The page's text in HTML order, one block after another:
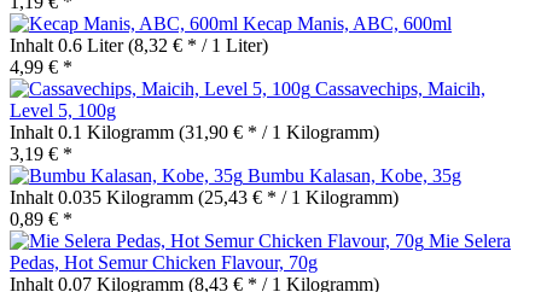
Kecap Manis, ABC, 600ml
Inhalt 0.6 Liter(8,32 € * / 1 Liter)
4,99 € *
Cassavechips, Maicih,
Level 5, 100g
Inhalt 0.1 Kilogramm (31,90 € * / 1 Kilogramm)
3,19 € *
Bumbu Kalasan, Kobe, 35g
Inhalt 0.035 Kilogramm (25,43 € * / 1 Kilogramm)
0,89 € *
Mie Selera
Pedas, Hot Semur Chicken Flavour, 70g
Inhalt 0.07 Kilogramm (8,43 € * / 1 Kilogramm)